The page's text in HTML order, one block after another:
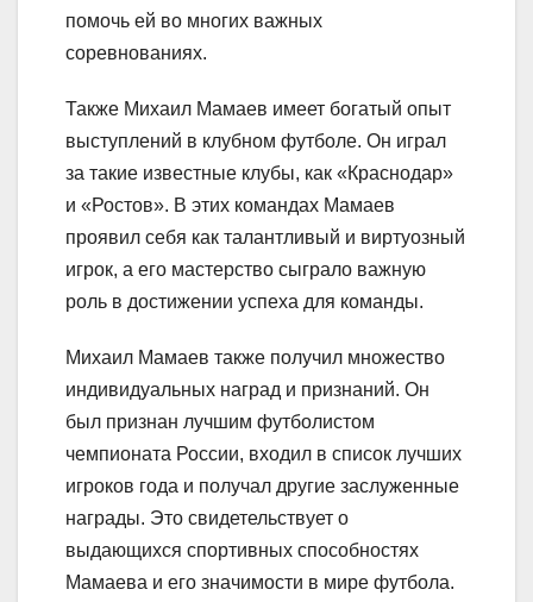
помочь ей во многих важных
соревнованиях.
Также Михаил Мамаев имеет богатый опыт
выступлений в клубном футболе. Он играл
за такие известные клубы, как «Краснодар»
и «Ростов». В этих командах Мамаев
проявил себя как талантливый и виртуозный
игрок, а его мастерство сыграло важную
роль в достижении успеха для команды.
Михаил Мамаев также получил множество
индивидуальных наград и признаний. Он
был признан лучшим футболистом
чемпионата России, входил в список лучших
игроков года и получал другие заслуженные
награды. Это свидетельствует о
выдающихся спортивных способностях
Мамаева и его значимости в мире футбола.